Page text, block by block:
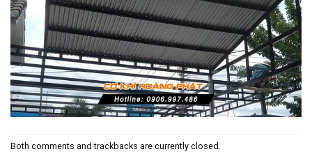
Both comments and trackbacks are currently closed.